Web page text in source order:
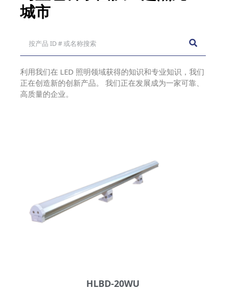
城市
利用我们在 LED 照明领域获得的知识和专业知识，我们
正在创造新的创新产品。 我们正在发展成为一家可靠、
高质量的企业。
HLBD-20WU